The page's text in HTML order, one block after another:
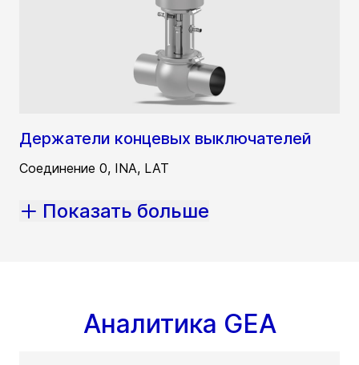
Держатели концевых выключателей
Соединение 0, INA, LAT
Показать больше
Аналитика GEA